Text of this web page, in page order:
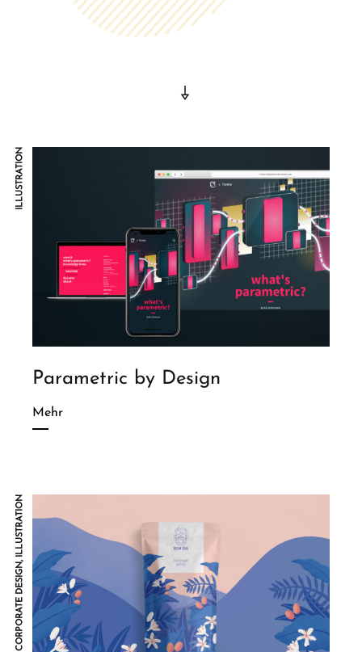
ILLUSTRATION
Parametric by Design
Mehr
CORPORATE DESIGN, ILLUSTRATION